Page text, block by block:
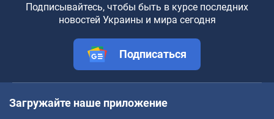
Подписывайтесь, чтобы быть в курсе последних
новостей Украины и мира сегодня
Подписаться
Загружайте наше приложение